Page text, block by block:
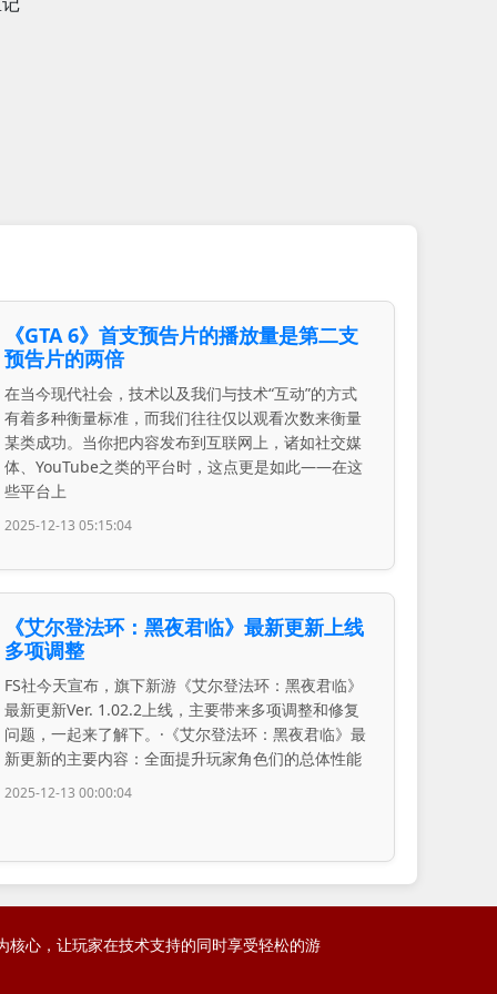
《GTA 6》首支预告片的播放量是第二支
预告片的两倍
在当今现代社会，技术以及我们与技术“互动”的方式
有着多种衡量标准，而我们往往仅以观看次数来衡量
某类成功。当你把内容发布到互联网上，诸如社交媒
体、YouTube之类的平台时，这点更是如此——在这
些平台上
2025-12-13 05:15:04
《艾尔登法环：黑夜君临》最新更新上线
多项调整
FS社今天宣布，旗下新游《艾尔登法环：黑夜君临》
最新更新Ver. 1.02.2上线，主要带来多项调整和修复
问题，一起来了解下。·《艾尔登法环：黑夜君临》最
新更新的主要内容：全面提升玩家角色们的总体性能
2025-12-13 00:00:04
心，让玩家在技术支持的同时享受轻松的游